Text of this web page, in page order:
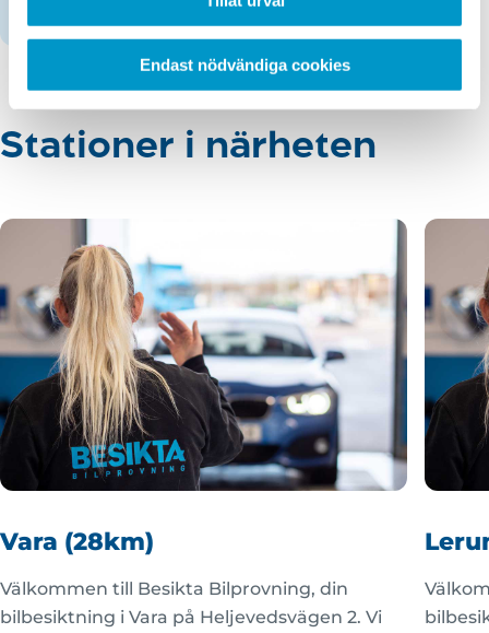
Endast nödvändiga cookies
Stationer i närheten
Vara (28km)
Välkommen till Besikta Bilprovning, din
bilbesiktning i Vara på Heljevedsvägen 2. Vi